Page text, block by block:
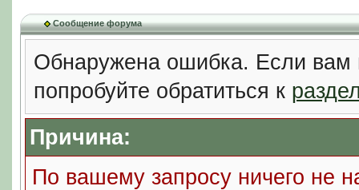
Сообщение форума
Обнаружена ошибка. Если вам
попробуйте обратиться к
Причина:
По вашему запросу ничего не